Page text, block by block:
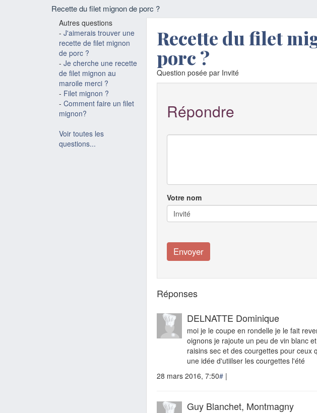
Recette du filet mignon de porc ?
Recette du filet
porc ?
Question posée par Invité
Répondre
Votre nom
Réponses
DELNATTE Dominique
moi je le coupe en rondelle je le fait
oignons je rajoute un peu de vin blanc
raisins sec et des courgettes pour ceux
une idée d'utiilser les courgettes l'été
28 mars 2016, 7:50#|
Guy Blanchet, Montmagny
Autres questions
- J'aimerais trouver une
recette de filet mignon
de porc ?
- Je cherche une recette
de filet mignon au
maroile merci ?
- Filet mignon ?
- Comment faire un filet
mignon?
Voir toutes les
questions...